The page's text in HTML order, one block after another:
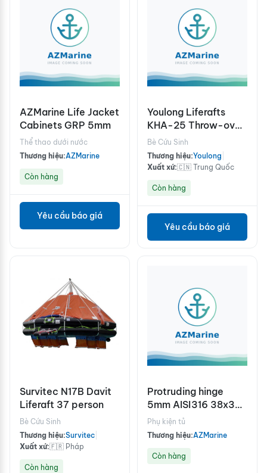
AZMarine Life Jacket
Cabinets GRP 5mm
Thể thao dưới nước
Thương hiệu:AZMarine
Còn hàng
Yêu cầu báo giá
Youlong Liferafts
KHA-25 Throw-over
Board
Bè Cứu Sinh
Thương hiệu:Youlong
Xuất xứ:🇨🇳 Trung Quốc
Còn hàng
Yêu cầu báo giá
Survitec N17B Davit
Liferaft 37 person
Bè Cứu Sinh
Thương hiệu:Survitec
Xuất xứ:🇫🇷 Pháp
Còn hàng
Protruding hinge
5mm AISI316 38x38
mm
Phụ kiện tủ
Thương hiệu:AZMarine
Còn hàng